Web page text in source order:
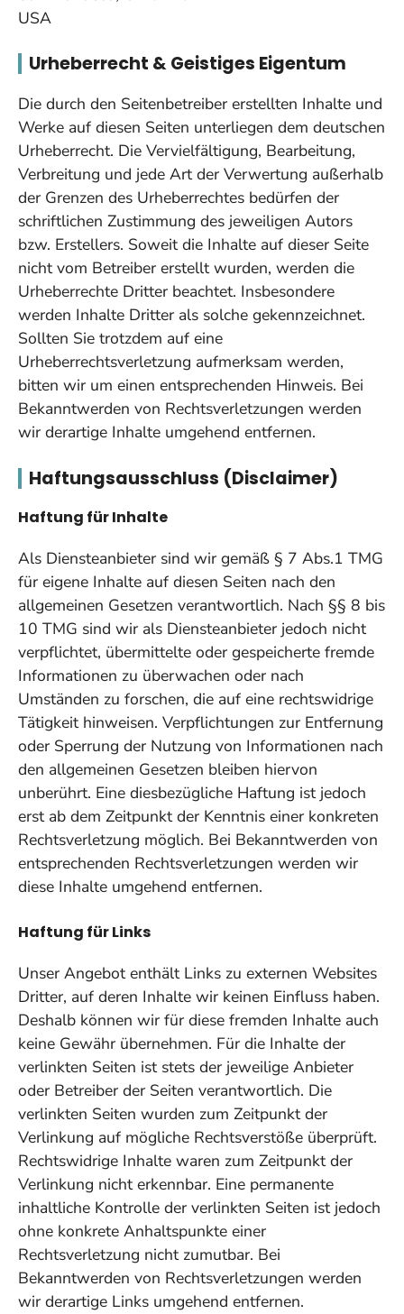
USA
Urheberrecht & Geistiges Eigentum
Die durch den Seitenbetreiber erstellten Inhalte und
Werke auf diesen Seiten unterliegen dem deutschen
Urheberrecht. Die Vervielfältigung, Bearbeitung,
Verbreitung und jede Art der Verwertung außerhalb
der Grenzen des Urheberrechtes bedürfen der
schriftlichen Zustimmung des jeweiligen Autors
bzw. Erstellers. Soweit die Inhalte auf dieser Seite
nicht vom Betreiber erstellt wurden, werden die
Urheberrechte Dritter beachtet. Insbesondere
werden Inhalte Dritter als solche gekennzeichnet.
Sollten Sie trotzdem auf eine
Urheberrechtsverletzung aufmerksam werden,
bitten wir um einen entsprechenden Hinweis. Bei
Bekanntwerden von Rechtsverletzungen werden
wir derartige Inhalte umgehend entfernen.
Haftungsausschluss (Disclaimer)
Haftung für Inhalte
Als Diensteanbieter sind wir gemäß § 7 Abs.1 TMG
für eigene Inhalte auf diesen Seiten nach den
allgemeinen Gesetzen verantwortlich. Nach §§ 8 bis
10 TMG sind wir als Diensteanbieter jedoch nicht
verpflichtet, übermittelte oder gespeicherte fremde
Informationen zu überwachen oder nach
Umständen zu forschen, die auf eine rechtswidrige
Tätigkeit hinweisen. Verpflichtungen zur Entfernung
oder Sperrung der Nutzung von Informationen nach
den allgemeinen Gesetzen bleiben hiervon
unberührt. Eine diesbezügliche Haftung ist jedoch
erst ab dem Zeitpunkt der Kenntnis einer konkreten
Rechtsverletzung möglich. Bei Bekanntwerden von
entsprechenden Rechtsverletzungen werden wir
diese Inhalte umgehend entfernen.
Haftung für Links
Unser Angebot enthält Links zu externen Websites
Dritter, auf deren Inhalte wir keinen Einfluss haben.
Deshalb können wir für diese fremden Inhalte auch
keine Gewähr übernehmen. Für die Inhalte der
verlinkten Seiten ist stets der jeweilige Anbieter
oder Betreiber der Seiten verantwortlich. Die
verlinkten Seiten wurden zum Zeitpunkt der
Verlinkung auf mögliche Rechtsverstöße überprüft.
Rechtswidrige Inhalte waren zum Zeitpunkt der
Verlinkung nicht erkennbar. Eine permanente
inhaltliche Kontrolle der verlinkten Seiten ist jedoch
ohne konkrete Anhaltspunkte einer
Rechtsverletzung nicht zumutbar. Bei
Bekanntwerden von Rechtsverletzungen werden
wir derartige Links umgehend entfernen.